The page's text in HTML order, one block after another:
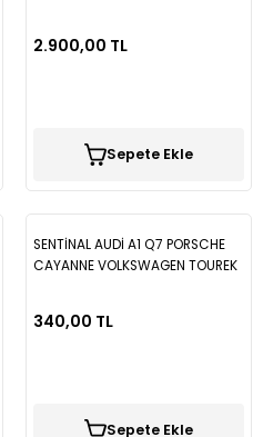
2.900,00 TL
Sepete Ekle
SENTİNAL AUDİ A1 Q7 PORSCHE
CAYANNE VOLKSWAGEN TOUREK
340,00 TL
Sepete Ekle